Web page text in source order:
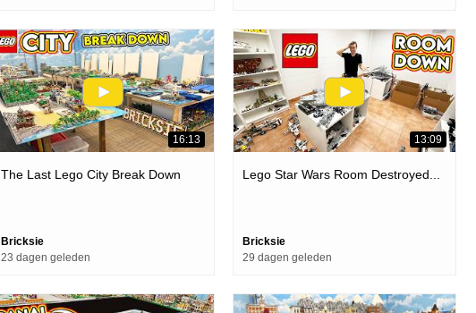
16:13
The Last Lego City Break Down
Bricksie
23 dagen geleden
13:09
Lego Star Wars Room Destroyed...
Bricksie
29 dagen geleden